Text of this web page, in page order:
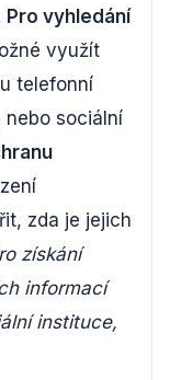
Pro vyhledání
využít
telefonní
nebo sociální
zda je jejich
získání
informací
instituce,